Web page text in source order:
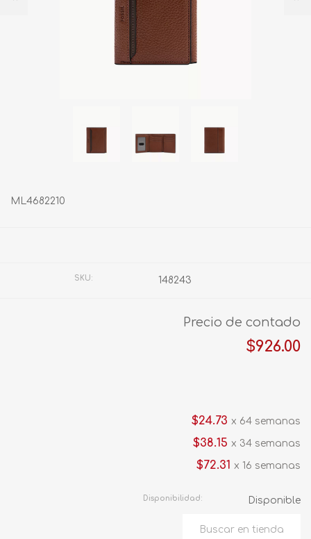
ML4682210
SKU: 148243
Precio de contado
$926.00
$24.73 x 64 semanas
$38.15 x 34 semanas
$72.31 x 16 semanas
Disponibilidad: Disponible